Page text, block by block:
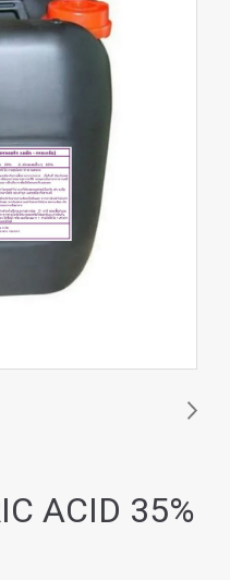
ACID 35%